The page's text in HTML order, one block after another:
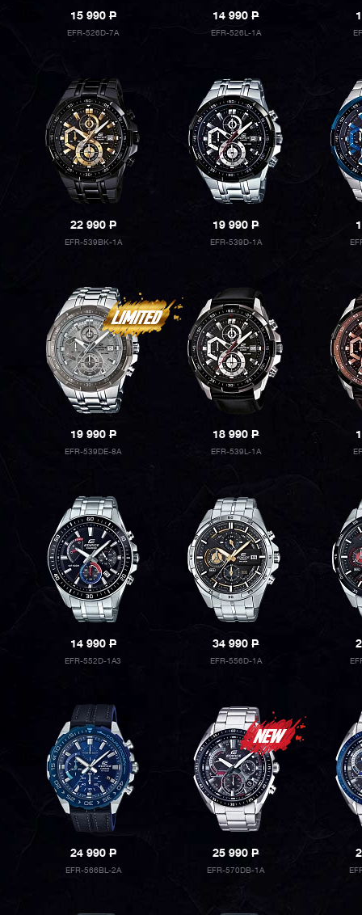
15 990P
EFR-526D-7A
14 990P
EFR-526L-1A
22 990P
EFR-539BK-1A
19 990P
EFR-539D-1A
19 990P
EFR-539DE-8A
18 990P
EFR-539L-1A
14 990P
EFR-552D-1A3
34 990P
EFR-556D-1A
24 990P
EFR-566BL-2A
25 990P
EFR-570DB-1A